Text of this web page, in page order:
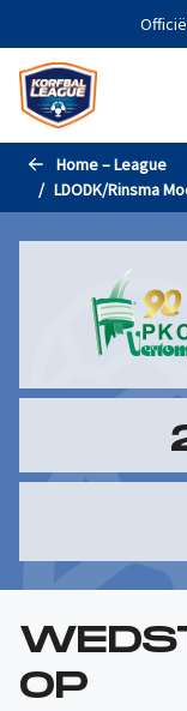
Naar de hoofdinhoud
Home – League
LDODK/Rinsma
OP